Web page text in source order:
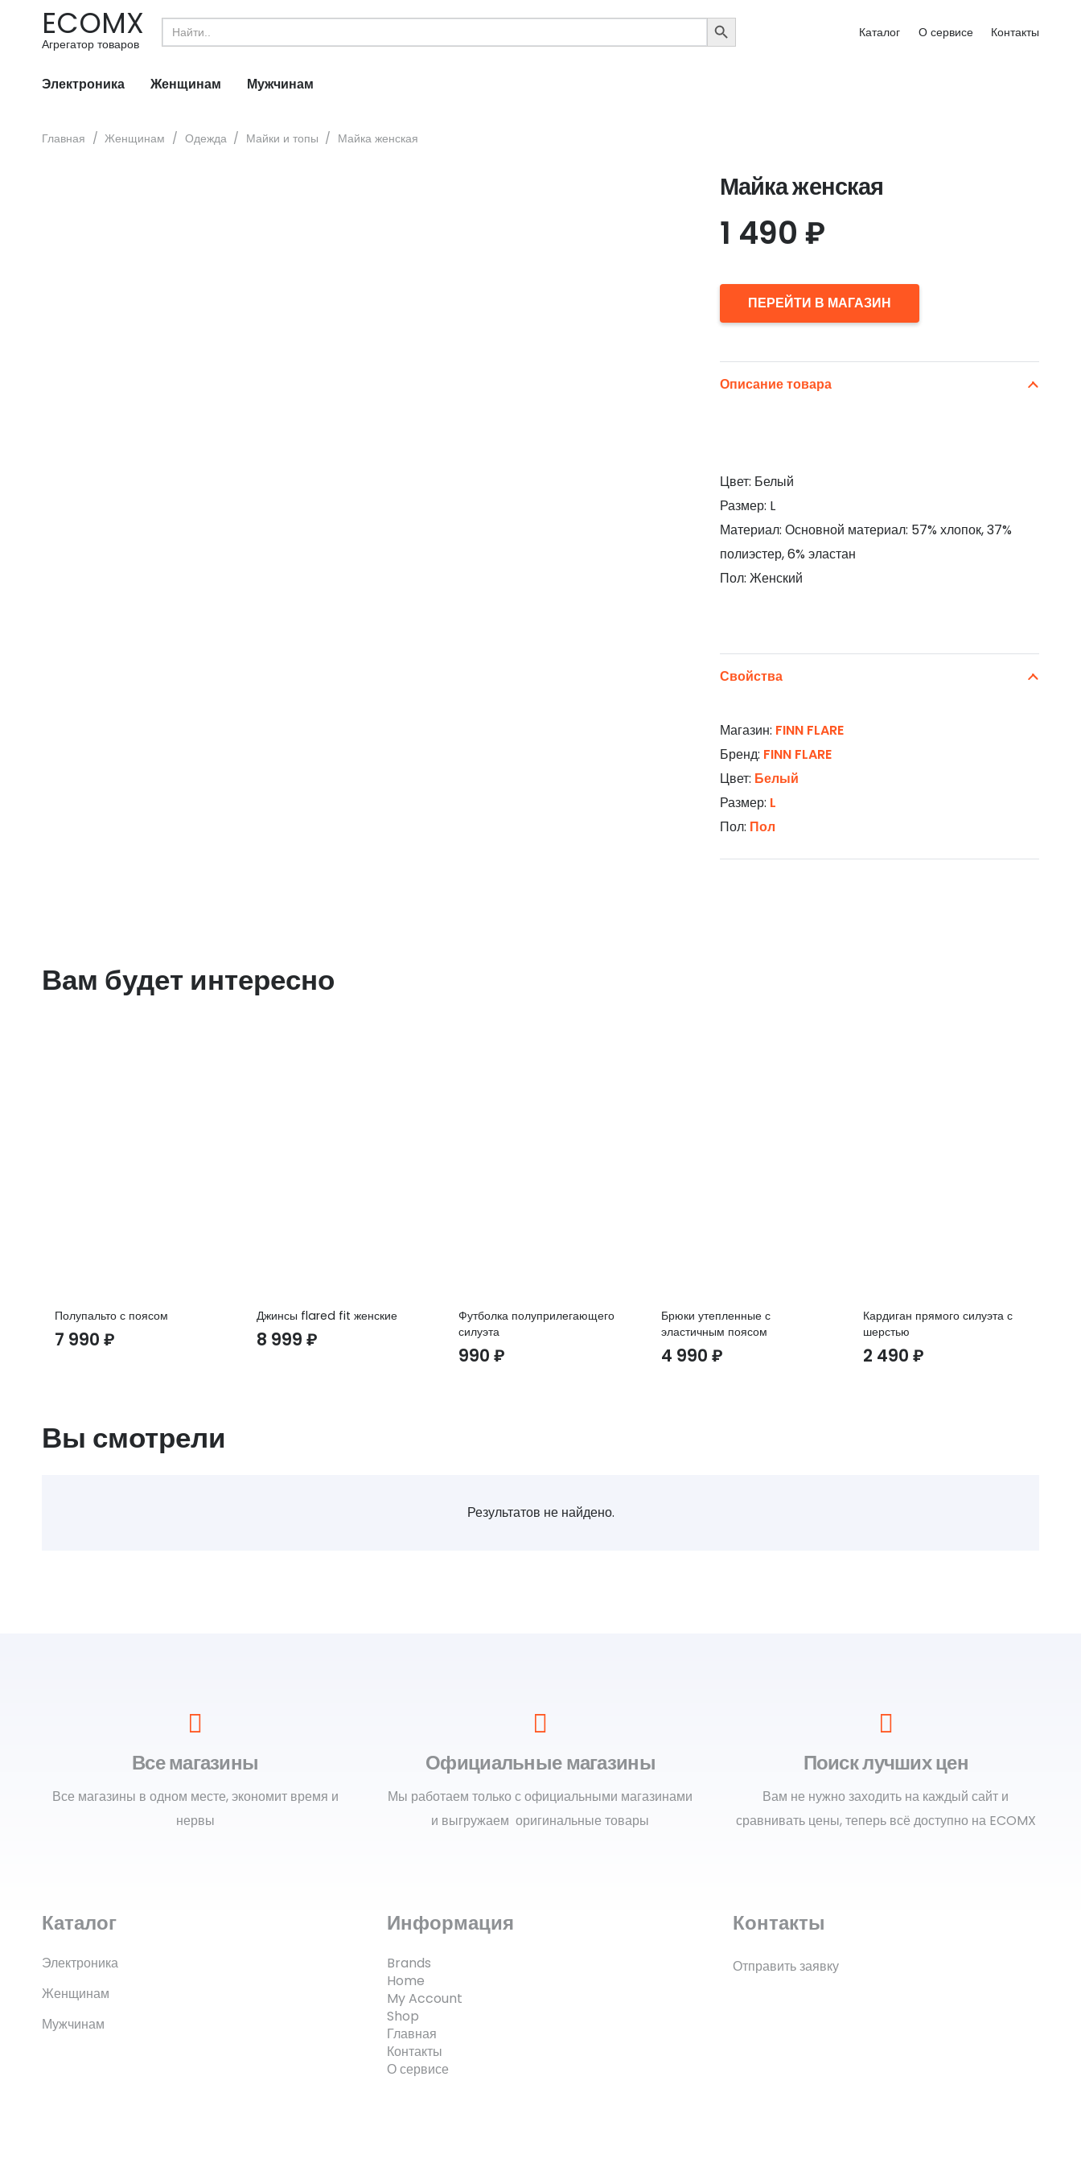
ECOMX
Агрегатор товаров
Search
for:
SEARCH
BUTTON
Каталог О сервисе Контакты
Электроника Женщинам Мужчинам
Главная / Женщинам / Одежда / Майки и топы / Майка женская
Майка женская
1 490 ₽
ПЕРЕЙТИ В МАГАЗИН
Описание товара
Цвет: Белый
Размер: L
Материал: Основной материал: 57% хлопок, 37%
полиэстер, 6% эластан
Пол: Женский
Свойства
Магазин: FINN FLARE
Бренд: FINN FLARE
Цвет: Белый
Размер: L
Пол: Пол
Вам будет интересно
Полупальто с поясом
7 990 ₽
Джинсы flared fit женские
8 999₽
Футболка полуприлегающего
силуэта
990₽
Брюки утепленные с
эластичным поясом
4 990 ₽
Кардиган прямого силуэта с
шерстью
2 490 ₽
Вы смотрели
Результатов не найдено.
Все магазины
Все магазины в одном месте, экономит время и
нервы
Официальные магазины
Мы работаем только с официальными магазинами
и выгружаем оригинальные товары
Поиск лучших цен
Вам не нужно заходить на каждый сайт и
сравнивать цены, теперь всё доступно на ECOMX
Каталог
Электроника
Женщинам
Мужчинам
Информация
Brands
Home
My Account
Shop
Главная
Контакты
О сервисе
Контакты
Отправить заявку